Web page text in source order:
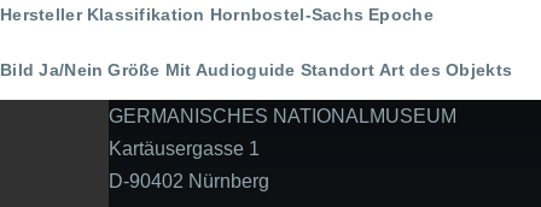
Hersteller Klassifikation Hornbostel-Sachs Epoche
Bild Ja/Nein Größe Mit Audioguide Standort Art des Objekts
GERMANISCHES NATIONALMUSEUM
Kartäusergasse 1
D-90402 Nürnberg